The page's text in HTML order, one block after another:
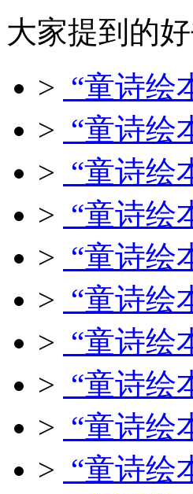
大家提到的
> “童诗绘
> “童诗绘
> “童诗绘
> “童诗绘
> “童诗绘
> “童诗绘
> “童诗绘
> “童诗绘
> “童诗绘
> “童诗绘